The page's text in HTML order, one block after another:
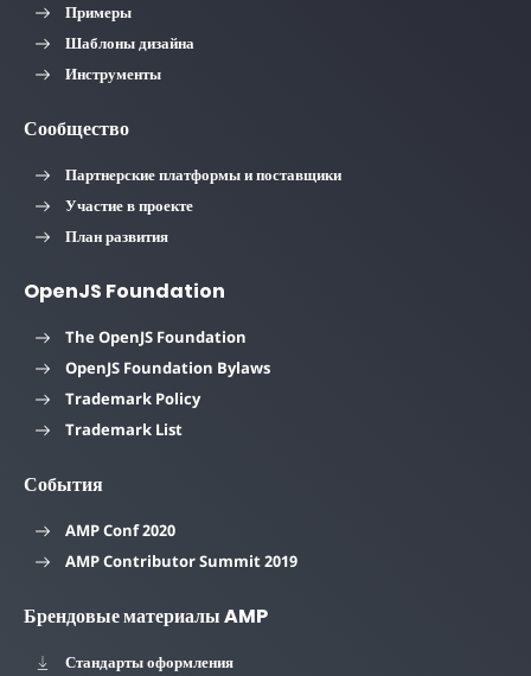
Примеры
Шаблоны дизайна
Инструменты
Сообщество
Партнерские платформы и поставщики
Участие в проекте
План развития
OpenJS Foundation
The OpenJS Foundation
OpenJS Foundation Bylaws
Trademark Policy
Trademark List
События
AMP Conf 2020
AMP Contributor Summit 2019
Брендовые материалы AMP
Стандарты оформления